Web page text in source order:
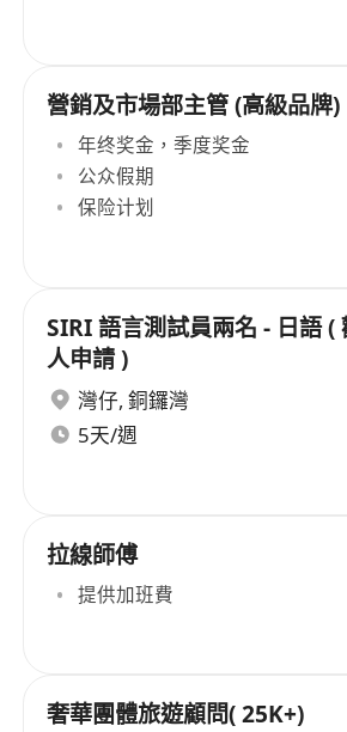
營銷及市場部主管 (高級品牌)
年终奖金，季度奖金
公众假期
保险计划
SIRI 語言測試員兩名 - 日語 (
人申請 )
灣仔, 銅鑼灣
5天/週
拉線師傅
提供加班費
奢華團體旅遊顧問( 25K+)